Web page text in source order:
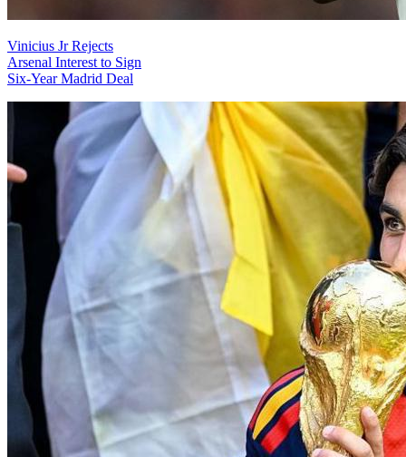
Vinicius Jr Rejects
Arsenal Interest to Sign
Six-Year Madrid Deal